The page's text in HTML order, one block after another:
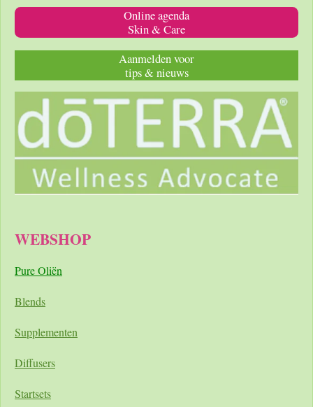
Online agenda
Skin & Care
Aanmelden voor
tips & nieuws
WEBSHOP
Pure Oliën
Blends
Supplementen
Diffusers
Startsets